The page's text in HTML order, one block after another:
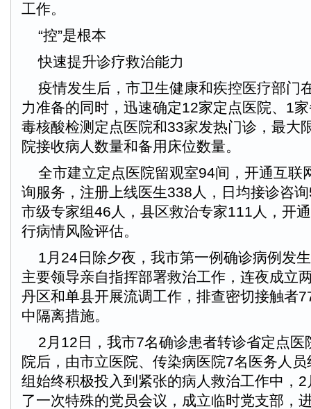
工作。
“控”是根本
快速提升诊疗救治能力
疫情发生后，市卫生健康和疾控医疗部门
力准备的同时，迅速确定12家定点医院、1
毒核酸检测定点医院和33家发热门诊，最大
院接收病人数量和备用床位数量。
全市建立定点医院留观室94间，开通互联
询服务，注册上线医生338人，日均接诊咨
市级专家组46人，县区救治专家111人，开
行病情风险评估。
1月24日除夕夜，我市第一例确诊病例发
主要领导亲自指挥部署救治工作，连夜成立
丹区和单县开展流调工作，排查密切接触者
中隔离措施。
2月12日，我市7名确诊患者转诊省定点医
院后，由市立医院、传染病医院7名医务人
组始终积极投入到紧张的病人救治工作中，
了一次特殊的党员会议，成立临时党支部，